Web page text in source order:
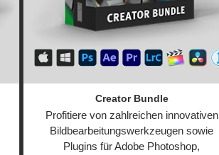
Creator Bundle
Profitiere von zahlreichen innovativen
Bildbearbeitungswerkzeugen sowie
Plugins für Adobe Photoshop,